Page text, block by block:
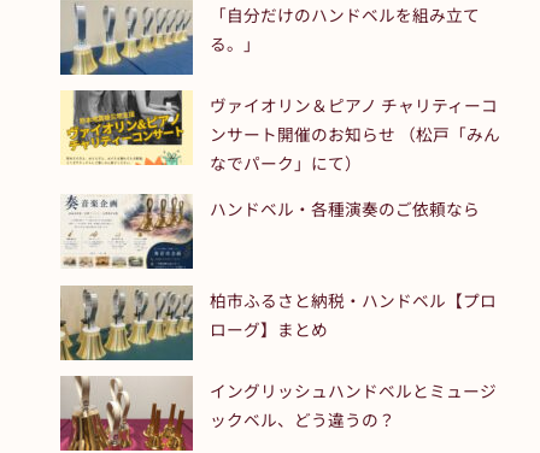
「自分だけのハンドベルを組み立て
る。」
ヴァイオリン＆ピアノ チャリティーコ
ンサート開催のお知らせ （松戸「みん
なでパーク」にて）
ハンドベル・各種演奏のご依頼なら
柏市ふるさと納税・ハンドベル【プロ
ローグ】まとめ
イングリッシュハンドベルとミュージ
ックベル、どう違うの？